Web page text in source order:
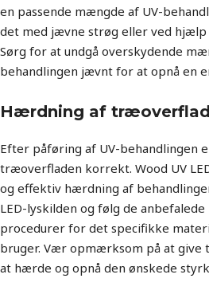
en passende mængde af UV-
det med jævne strøg eller ved hjælp
Sørg for at undgå overskydende
behandlingen jævnt for at opnå en
Hærdning af
Efter påføring af UV-behandlingen
træoverfladen korrekt. Wood UV
og effektiv hærdning af
LED-lyskilden og følg de
procedurer for det specifikke
bruger. Vær opmærksom på at
at hærde og opnå den ønskede